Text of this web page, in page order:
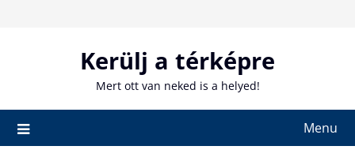
Kerülj a térképre
Mert ott van neked is a helyed!
Menu